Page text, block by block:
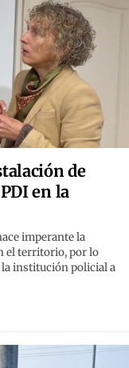
de
en la
imperante la
el territorio, por lo
institución policial a